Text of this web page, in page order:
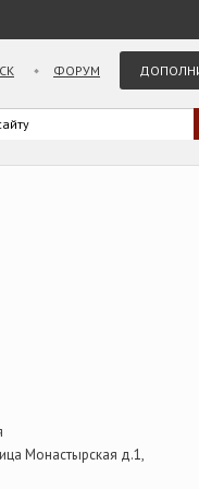
ФОРУМ
Монастырская д.1,